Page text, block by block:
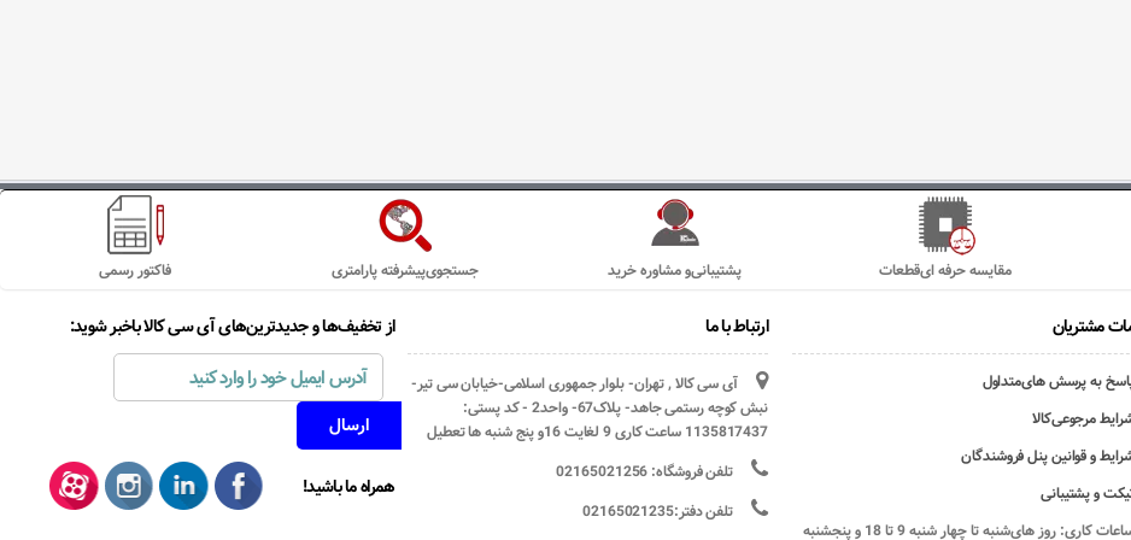
فاکتور رسمی جستجوی‌پیشرفته پارامتری پشتیبانی‌و مشاوره خرید مقایسه حرفه ای‌قطعات
مشتریان
به پرسش های‌متداول
مرجوعی‌کالا
و قوانین پنل فروشندگان
و پشتیبانی
ساعات کاری: روز های‌شنبه تا چهار شنبه 9 تا 18 و پنجشنبه
ارتباط با ما
آی سی کالا , تهران- بلوار جمهوری اسلامی-خیابان سی تیر-
نبش کوچه رستمی جاهد- پلاک67- واحد2 - کد پستی:
1135817437 ساعت کاری 9 لغایت 16و پنج شنبه ها تعطیل
تلفن فروشگاه: 02165021256
تلفن دفتر:02165021235
از تخفیف‌ها و جدیدترین‌های آی سی کالا باخبر شوید:
همراه ما باشید!